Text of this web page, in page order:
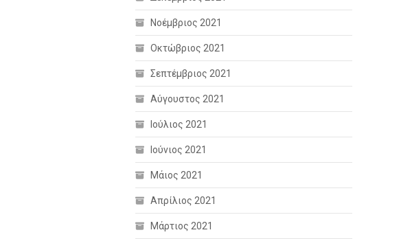
Νοέμβριος 2021
Οκτώβριος 2021
Σεπτέμβριος 2021
Αύγουστος 2021
Ιούλιος 2021
Ιούνιος 2021
Μάιος 2021
Απρίλιος 2021
Μάρτιος 2021